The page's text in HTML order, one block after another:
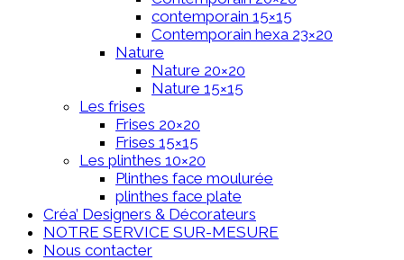
contemporain 15×15
Contemporain hexa 23×20
Nature
Nature 20×20
Nature 15×15
Les frises
Frises 20×20
Frises 15×15
Les plinthes 10×20
Plinthes face moulurée
plinthes face plate
Créa’ Designers & Décorateurs
NOTRE SERVICE SUR-MESURE
Nous contacter